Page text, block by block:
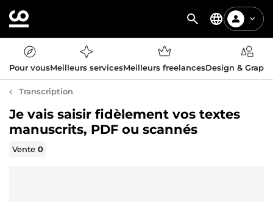
Pour vousMeilleurs servicesMeilleurs freelancesDesign &
Transcription
Je vais saisir fidèlement vos textes
manuscrits, PDF ou scannés
Vente0